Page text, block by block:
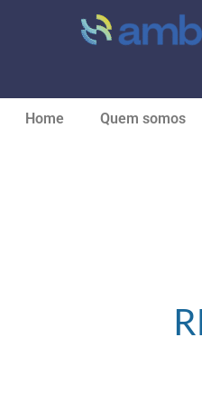
Home Quem somos